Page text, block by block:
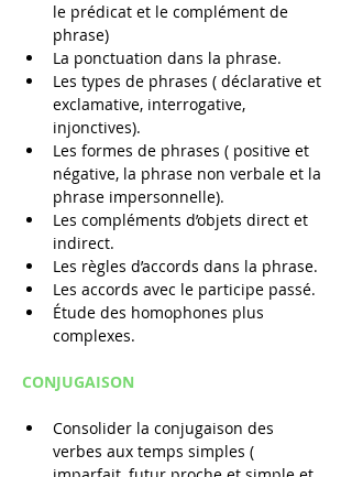
le prédicat et le complément de
phrase)
La ponctuation dans la phrase.
Les types de phrases ( déclarative et
exclamative, interrogative,
injonctives).
Les formes de phrases ( positive et
négative, la phrase non verbale et la
phrase impersonnelle).
Les compléments d’objets direct et
indirect.
Les règles d’accords dans la phrase.
Les accords avec le participe passé.
Étude des homophones plus
complexes.
CONJUGAISON
Consolider la conjugaison des
verbes aux temps simples (